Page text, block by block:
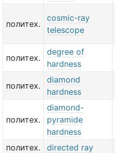
политех.
cosmic-ray
telescope
политех.
degree of
hardness
политех.
diamond
hardness
политех.
diamond-
pyramide
hardness
политех. directed ray